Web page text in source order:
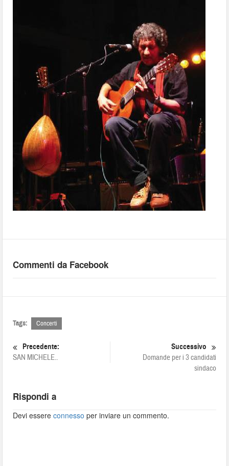
Commenti da Facebook
Tags: Concerti
Precedente:
SAN MICHELE..
Successivo
Domande per i 3 candidati
sindaco
Rispondi a
Devi essereconnesso per inviare un commento.